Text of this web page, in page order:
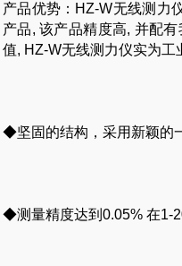
产品优势：HZ-W无线测力
产品, 该产品精度高, 并配
值, HZ-W无线测力仪实为
◆坚固的结构，采用新颖的
◆测量精度达到0.05% 在1-